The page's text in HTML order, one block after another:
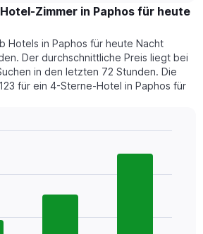
Zimmer in Paphos für heute
Hotels in Paphos für heute Nacht
Der durchschnittliche Preis liegt bei
in den letzten 72 Stunden. Die
für ein 4-Sterne-Hotel in Paphos für